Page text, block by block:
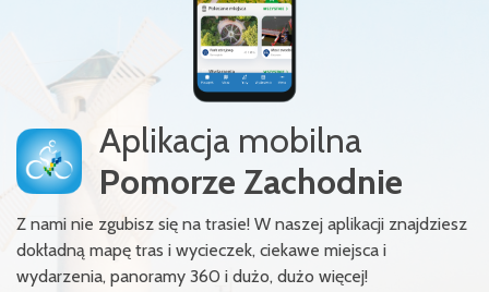
Aplikacja mobilna
Pomorze Zachodnie
Z nami nie zgubisz się na trasie! W naszej aplikacji znajdziesz
dokładną mapę tras i wycieczek, ciekawe miejsca i
wydarzenia, panoramy 360 i dużo, dużo więcej!